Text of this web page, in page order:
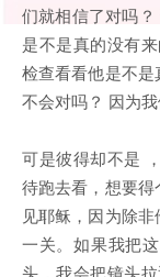
们就相信了对吗
是不是真的没有
检查看看他是不
不会对吗？ 因为我
可是彼得却不是
待跑去看，想要
见耶稣，因为除
一关。如果我把